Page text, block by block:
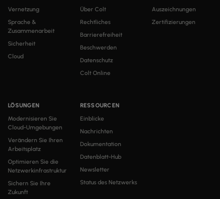
Vernetzung
Sprache &
Zusammenarbeit
Sicherheit
Cloud
LÖSUNGEN
Modernisieren Sie
Cloud-Umgebungen
Verändern Sie Ihren
Arbeitsplatz
Optimieren Sie die
Netzwerkinfrastruktur
Sichern Sie Ihre
Zukunft
RESSOURCEN
Einblicke
Nachrichten
Dokumentation
Datenblatt-Hub
Newsletter
Status des Netzwerks
Über Colt
Rechtliches
Barrierefreiheit
Beschwerden
Datenschutz
Colt Online
Auszeichnungen
Zertifizierungen